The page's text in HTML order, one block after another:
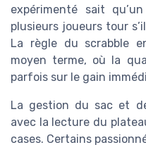
expérimenté sait
plusieurs joueurs tour
La règle du scrabble
moyen terme, où la
parfois sur le gain
La gestion du sac et
avec la lecture du
cases. Certains